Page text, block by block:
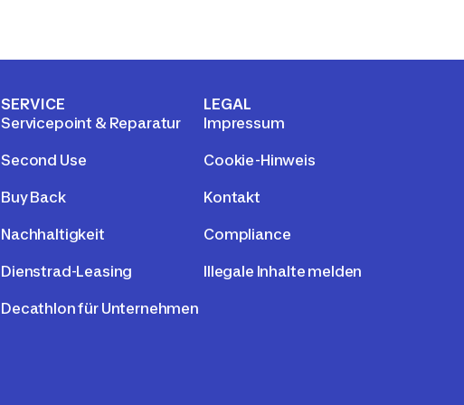
SERVICE
Servicepoint & Reparatur
Second Use
Buy Back
Nachhaltigkeit
Dienstrad-Leasing
Decathlon für Unternehmen
LEGAL
Impressum
Cookie-Hinweis
Kontakt
Compliance
Illegale Inhalte melden